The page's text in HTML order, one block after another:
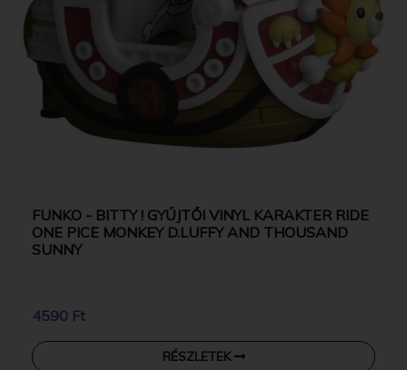
FUNKO - BITTY ! GYŰJTŐI VINYL KARAKTER RIDE
ONE PICE MONKEY D.LUFFY AND THOUSAND
SUNNY
4590 Ft
RÉSZLETEK